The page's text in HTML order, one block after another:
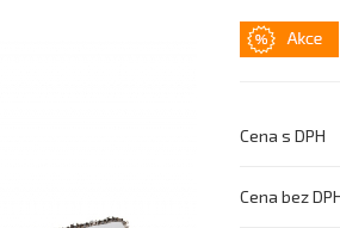
Cena s DPH
Cena bez